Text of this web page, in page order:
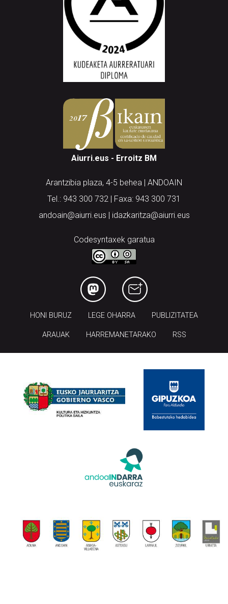
Aiurri.eus - Erroitz BM
Arantzibia plaza, 4-5 behea | ANDOAIN
Tel.: 943 300 732 | Faxa: 943 300 731
andoain@aiurri.eus | idazkaritza@aiurri.eus
Codesyntaxek garatua
HONI BURUZ LEGE OHARRA PUBLIZITATEA
ARAUAK HARREMANETARAKO RSS